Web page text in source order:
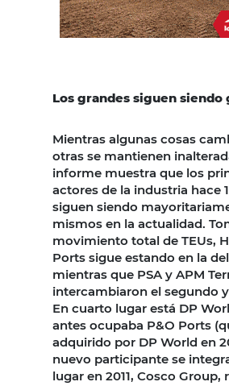
Los grandes siguen siendo
Mientras algunas cosas
otras se mantienen
informe muestra que los
actores de la industria hace
siguen siendo
mismos en la actualidad.
movimiento total de TEUs,
Ports sigue estando en la
mientras que PSA y APM
intercambiaron el segundo
En cuarto lugar está DP
antes ocupaba P&O Ports
adquirido por DP World en
nuevo participante se
lugar en 2011, Cosco Group,